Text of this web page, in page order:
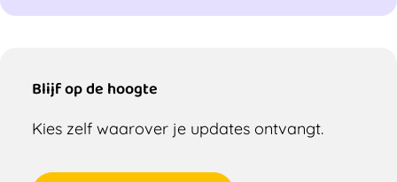
Blijf op de hoogte
Kies zelf waarover je updates ontvangt.